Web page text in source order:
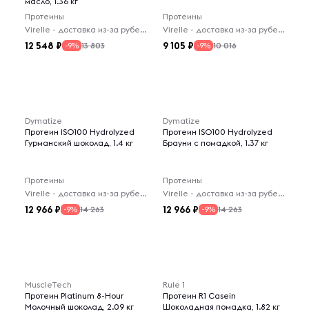
Протеины
Virelle - доставка из-за рубежа
12 548 -9% 13 803
Протеины
Virelle - доставка из-за рубежа
9 105 -9% 10 016
Dymatize
Протеин ISO100 Hydrolyzed
Гурманский шоколад, 1.4 кг
Протеины
Virelle - доставка из-за рубежа
12 966 -9% 14 263
Dymatize
Протеин ISO100 Hydrolyzed
Брауни с помадкой, 1.37 кг
Протеины
Virelle - доставка из-за рубежа
12 966 -9% 14 263
MuscleTech
Протеин Platinum 8-Hour
Молочный шоколад, 2.09 кг
Rule 1
Протеин R1 Casein
Шоколадная помадка, 1.82 кг